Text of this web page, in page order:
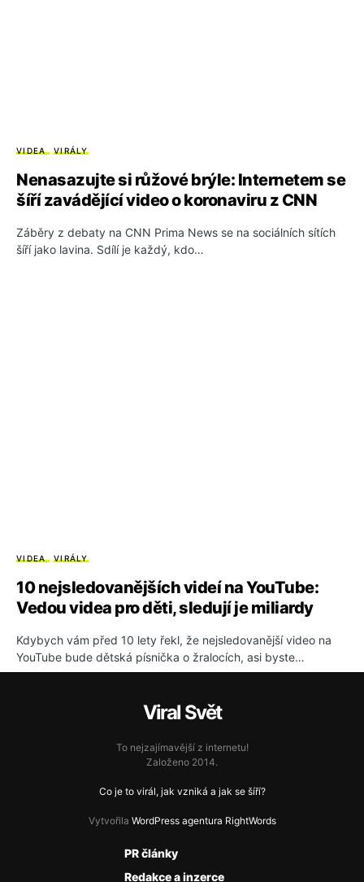
VIDEA VIRÁLY
Nenasazujte si růžové brýle: Internetem se
šíří zavádějící video o koronaviru z CNN
Záběry z debaty na CNN Prima News se na sociálních sítích
šíří jako lavina. Sdílí je každý, kdo…
VIDEA VIRÁLY
10 nejsledovanějších videí na YouTube:
Vedou videa pro děti, sledují je miliardy
Kdybych vám před 10 lety řekl, že nejsledovanější video na
YouTube bude dětská písnička o žralocích, asi byste…
Viral Svět
To nejzajímavější z internetu!
Založeno 2014.
Co je to virál, jak vzniká a jak se šíří?
Vytvořila WordPress agentura RightWords
PR články
Redakce a inzerce